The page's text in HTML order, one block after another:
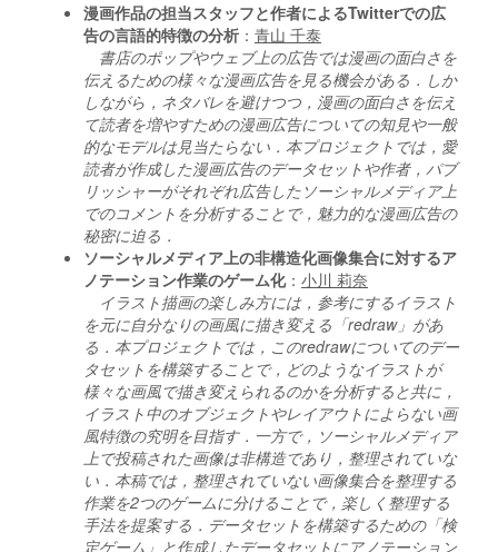
漫画作品の担当スタッフと作者によるTwitterでの広
告の言語的特徴の分析 ： 青山 千泰
書店のポップやウェブ上の広告では漫画の面白さを
伝えるための様々な漫画広告を見る機会がある．しか
しながら，ネタバレを避けつつ，漫画の面白さを伝え
て読者を増やすための漫画広告についての知見や一般
的なモデルは見当たらない．本プロジェクトでは，愛
読者が作成した漫画広告のデータセットや作者，パブ
リッシャーがそれぞれ広告したソーシャルメディア上
でのコメントを分析することで，魅力的な漫画広告の
秘密に迫る．
ソーシャルメディア上の非構造化画像集合に対するア
ノテーション作業のゲーム化： 小川 莉奈
イラスト描画の楽しみ方には，参考にするイラスト
を元に自分なりの画風に描き変える「redraw」があ
る．本プロジェクトでは，このredrawについてのデー
タセットを構築することで，どのようなイラストが
様々な画風で描き変えられるのかを分析すると共に，
イラスト中のオブジェクトやレイアウトによらない画
風特徴の究明を目指す．一方で，ソーシャルメディア
上で投稿された画像は非構造であり，整理されていな
い．本稿では，整理されていない画像集合を整理する
作業を2つのゲームに分けることで，楽しく整理する
手法を提案する．データセットを構築するための「検
定ゲーム」と作成したデータセットにアノテーション